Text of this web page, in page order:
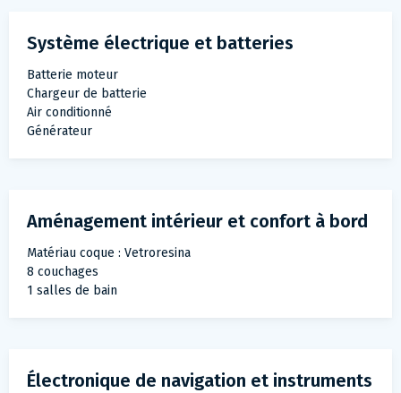
Système électrique et batteries
Batterie moteur
Chargeur de batterie
Air conditionné
Générateur
Aménagement intérieur et confort à bord
Matériau coque : Vetroresina
8 couchages
1 salles de bain
Électronique de navigation et instruments